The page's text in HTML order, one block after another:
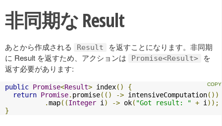
非同期な Result
あとから作成される Result
を返すことになります。非同期
に Result を返すため、アクションは
Promise<Result>
を
返す必要があります:
public Promise<Result> index()
{
return Promise. promise(() -> intensiveComputation())
.map((Integer i ) -> ok( "Got result: " + i ));
}